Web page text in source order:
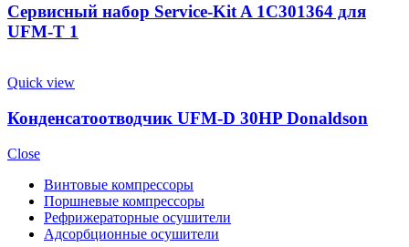
Сервисный набор Service-Kit A 1C301364 для
UFM-T 1
Quick view
Конденсатоотводчик UFM-D 30HP Donaldson
Close
Винтовые компрессоры
Поршневые компрессоры
Рефрижераторные осушители
Адсорбционные осушители